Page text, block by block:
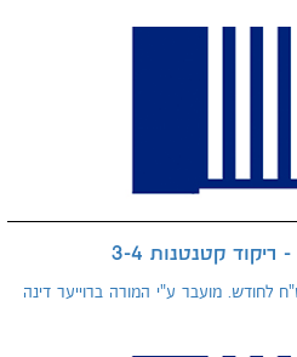
קטנטנות 3-4